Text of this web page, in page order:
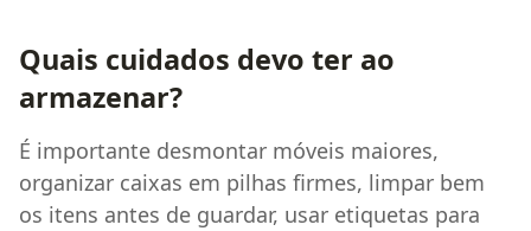
Quais cuidados devo ter ao
armazenar?
É importante desmontar móveis maiores,
organizar caixas em pilhas firmes, limpar bem
os itens antes de guardar, usar etiquetas para